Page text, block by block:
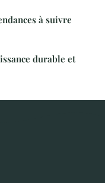
à suivre
durable et